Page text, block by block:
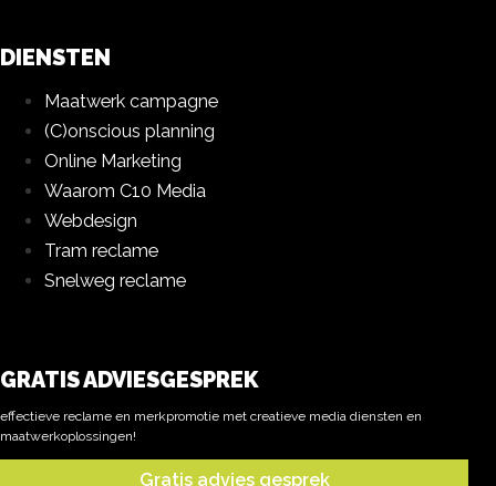
DIENSTEN
Maatwerk campagne
(C)onscious planning
Online Marketing
Waarom C10 Media
Webdesign
Tram reclame
Snelweg reclame
GRATIS ADVIESGESPREK
effectieve reclame en merkpromotie met creatieve media diensten en
maatwerkoplossingen!
Gratis advies gesprek